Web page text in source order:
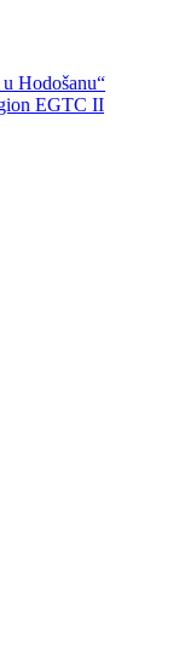
Hodošanu“
EGTC II